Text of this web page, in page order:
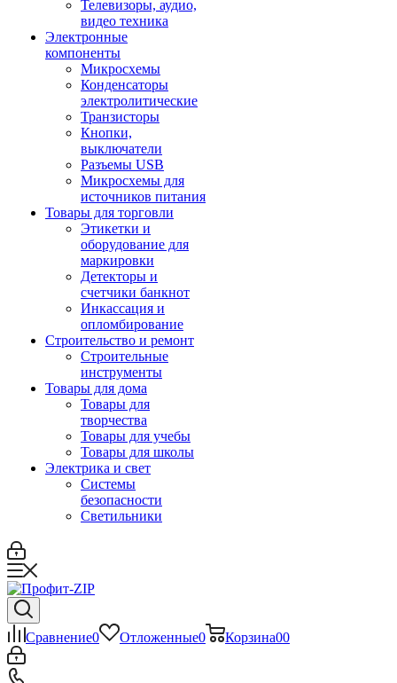
Телевизоры, аудио,
видео техника
Электронные
компоненты
Микросхемы
Конденсаторы
электролитические
Транзисторы
Кнопки,
выключатели
Разъемы USB
Микросхемы для
источников питания
Товары для торговли
Этикетки и
оборудование для
маркировки
Детекторы и
счетчики банкнот
Инкассация и
опломбирование
Строительство и ремонт
Строительные
инструменты
Товары для дома
Товары для
творчества
Товары для учебы
Товары для школы
Электрика и свет
Системы
безопасности
Светильники
Сравнение0 Отложенные0 Корзина00